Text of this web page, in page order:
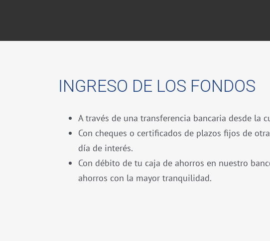
INGRESO DE LOS FONDOS
A través de una transferencia bancaria desde la
Con cheques o certificados de plazos fijos de
día de interés.
Con débito de tu caja de ahorros en nuestro
ahorros con la mayor tranquilidad.